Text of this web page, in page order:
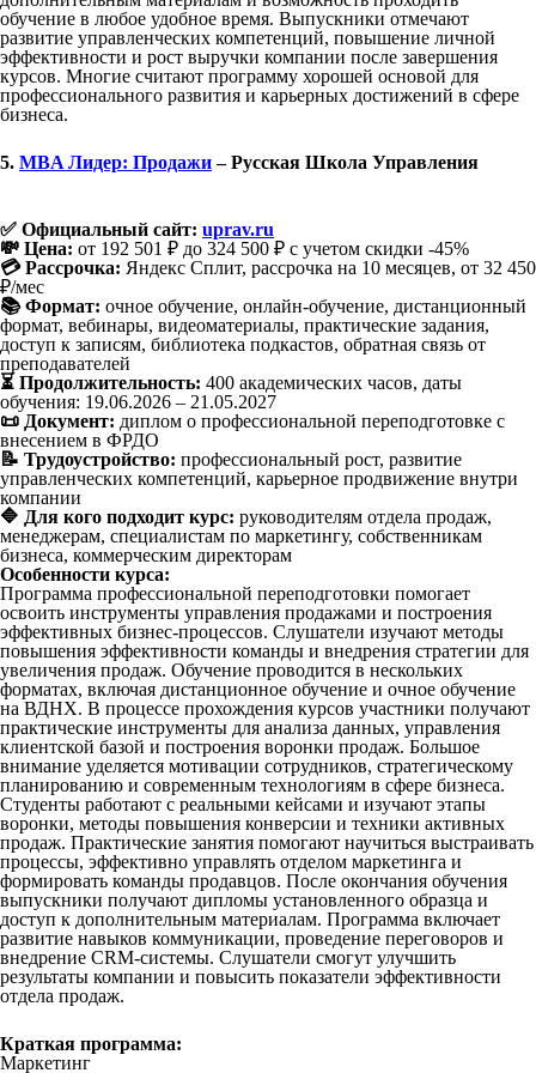
обучение в любое удобное время. Выпускники отмечают
развитие управленческих компетенций, повышение личной
эффективности и рост выручки компании после завершения
курсов. Многие считают программу хорошей основой для
профессионального развития и карьерных достижений в сфере
бизнеса.
5. MBA Лидер: Продажи– Русская Школа Управления
✅ Официальный сайт: uprav.ru
💸 Цена: от 192 501 ₽ до 324 500 ₽ с учетом скидки -45%
💳 Рассрочка: Яндекс Сплит, рассрочка на 10 месяцев, от 32 450
₽/мес
📚 Формат: очное обучение, онлайн-обучение, дистанционный
формат, вебинары, видеоматериалы, практические задания,
доступ к записям, библиотека подкастов, обратная связь от
преподавателей
⏳ Продолжительность: 400 академических часов, даты
обучения: 19.06.2026 – 21.05.2027
📜 Документ: диплом о профессиональной переподготовке с
внесением в ФРДО
📝 Трудоустройство: профессиональный рост, развитие
управленческих компетенций, карьерное продвижение внутри
компании
🔷 Для кого подходит курс: руководителям отдела продаж,
менеджерам, специалистам по маркетингу, собственникам
бизнеса, коммерческим директорам
Особенности курса:
Программа профессиональной переподготовки помогает
освоить инструменты управления продажами и построения
эффективных бизнес-процессов. Слушатели изучают методы
повышения эффективности команды и внедрения стратегии для
увеличения продаж. Обучение проводится в нескольких
форматах, включая дистанционное обучение и очное обучение
на ВДНХ. В процессе прохождения курсов участники получают
практические инструменты для анализа данных, управления
клиентской базой и построения воронки продаж. Большое
внимание уделяется мотивации сотрудников, стратегическому
планированию и современным технологиям в сфере бизнеса.
Студенты работают с реальными кейсами и изучают этапы
воронки, методы повышения конверсии и техники активных
продаж. Практические занятия помогают научиться выстраивать
процессы, эффективно управлять отделом маркетинга и
формировать команды продавцов. После окончания обучения
выпускники получают дипломы установленного образца и
доступ к дополнительным материалам. Программа включает
развитие навыков коммуникации, проведение переговоров и
внедрение CRM-системы. Слушатели смогут улучшить
результаты компании и повысить показатели эффективности
отдела продаж.
Краткая программа:
Маркетинг